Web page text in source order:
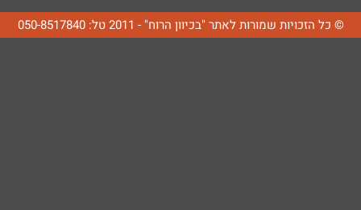
© כל הזכויות שמורות לאתר "בכיוון הרוח" - 2011 טל: 050-8517840